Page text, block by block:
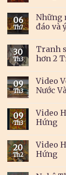
06
Th7
Những
đáo và
30
Th3
Tranh
hơn 2
09
Th3
Video
Nước
09
Th3
Video
Hứng
20
Th2
Video
Hứng